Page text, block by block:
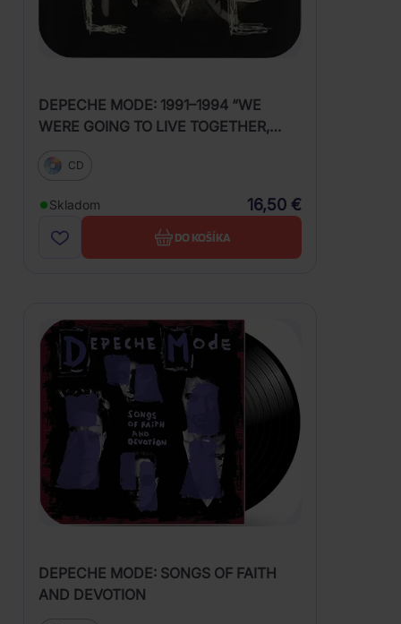
DEPECHE MODE: 1991–1994 “WE
WERE GOING TO LIVE TOGETHER,
GOING TO BE WONDERFUL…”
CD
Skladom 16,50 €
DO KOŠÍKA
DEPECHE MODE: SONGS OF FAITH
AND DEVOTION